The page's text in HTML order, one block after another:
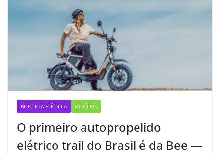
BICICLETA ELÉTRICA NOTÍCIAS
O primeiro autopropelido
elétrico trail do Brasil é da Bee —